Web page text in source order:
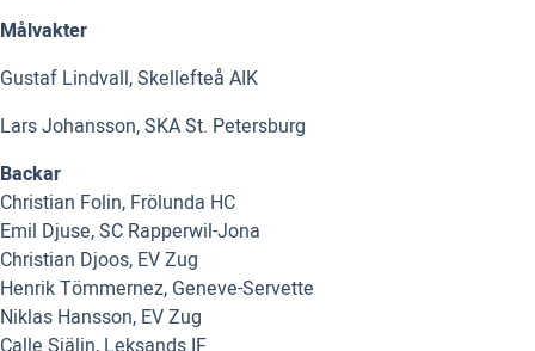
Målvakter
Gustaf Lindvall, Skellefteå AIK
Lars Johansson, SKA St. Petersburg
Backar
Christian Folin, Frölunda HC
Emil Djuse, SC Rapperwil-Jona
Christian Djoos, EV Zug
Henrik Tömmernez, Geneve-Servette
Niklas Hansson, EV Zug